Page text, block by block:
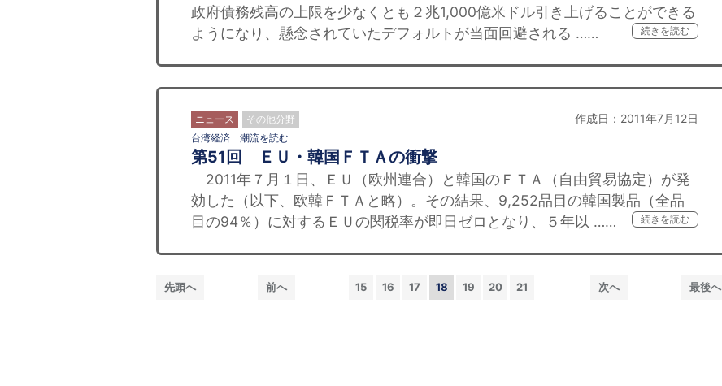
政府債務残高の上限を少なくとも２兆1,000億米ドル引き上げることができる
ようになり、懸念されていたデフォルトが当面回避される ……
続きを読む
ニュース その他分野 作成日：2011年7月12日
台湾経済 潮流を読む
第51回 ＥＵ・韓国ＦＴＡの衝撃
2011年７月１日、ＥＵ（欧州連合）と韓国のＦＴＡ（自由貿易協定）が発
効した（以下、欧韓ＦＴＡと略）。その結果、9,252品目の韓国製品（全品
目の94％）に対するＥＵの関税率が即日ゼロとなり、５年以 ……
続きを読む
先頭へ 前へ 15 16 17 18 19 20 21 次へ 最後へ